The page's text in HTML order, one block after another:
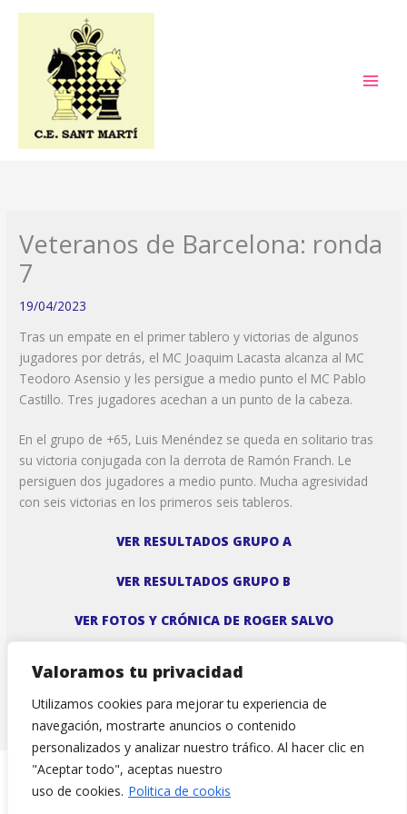
Valoramos tu privacidad
Utilizamos cookies para mejorar tu experiencia de
navegación, mostrarte anuncios o contenido
personalizados y analizar nuestro tráfico. Al hacer clic en
"Aceptar todo", aceptas nuestro
uso de cookies. Politica de cookis
contenido
Veteranos de Barcelona: ronda
7
19/04/2023
Tras un empate en el primer tablero y victorias de algunos
jugadores por detrás, el MC Joaquim Lacasta alcanza al MC
Teodoro Asensio y les persigue a medio punto el MC Pablo
Castillo. Tres jugadores acechan a un punto de la cabeza.
En el grupo de +65, Luis Menéndez se queda en solitario tras
su victoria conjugada con la derrota de Ramón Franch. Le
persiguen dos jugadores a medio punto. Mucha agresividad
con seis victorias en los primeros seis tableros.
VER RESULTADOS GRUPO A
VER RESULTADOS GRUPO B
VER FOTOS Y CRÓNICA DE ROGER SALVO
Entrada anterior
Copyright © | 2026 Club d’Escacs Sant Martí